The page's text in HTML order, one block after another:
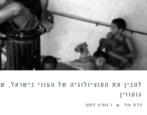
להבין את הסוציולוגיה של העוני בישראל,
גוטווין
הדס צור 1 במרץ 2017